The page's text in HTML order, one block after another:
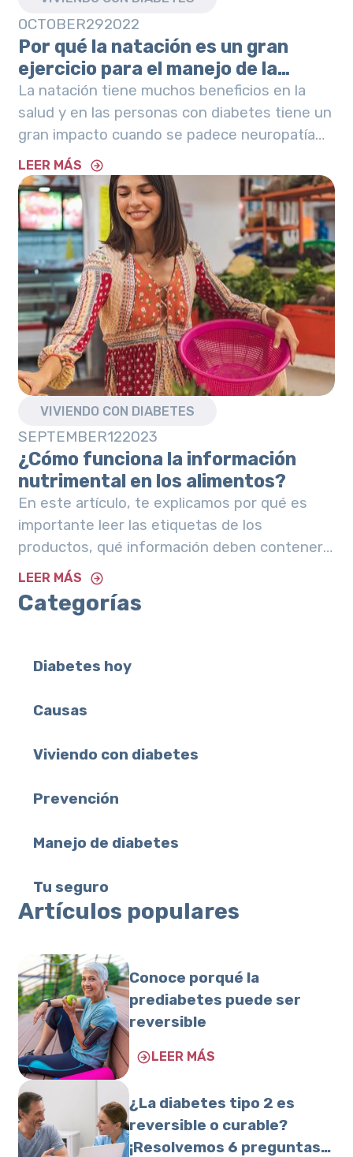
OCTOBER292022
Por qué la natación es un gran
ejercicio para el manejo de la
neuropatía diabética
La natación tiene muchos beneficios en la
salud y en las personas con diabetes tiene un
gran impacto cuando se padece neuropatía
diabética.
LEER MÁS
VIVIENDO CON DIABETES
SEPTEMBER122023
¿Cómo funciona la información
nutrimental en los alimentos?
En este artículo, te explicamos por qué es
importante leer las etiquetas de los
productos, qué información deben contener
y cómo interpretarla.
LEER MÁS
Categorías
Diabetes hoy
Causas
Viviendo con diabetes
Prevención
Manejo de diabetes
Tu seguro
Artículos populares
Conoce porqué la
prediabetes puede ser
reversible
LEER MÁS
¿La diabetes tipo 2 es
reversible o curable?
¡Resolvemos 6 preguntas